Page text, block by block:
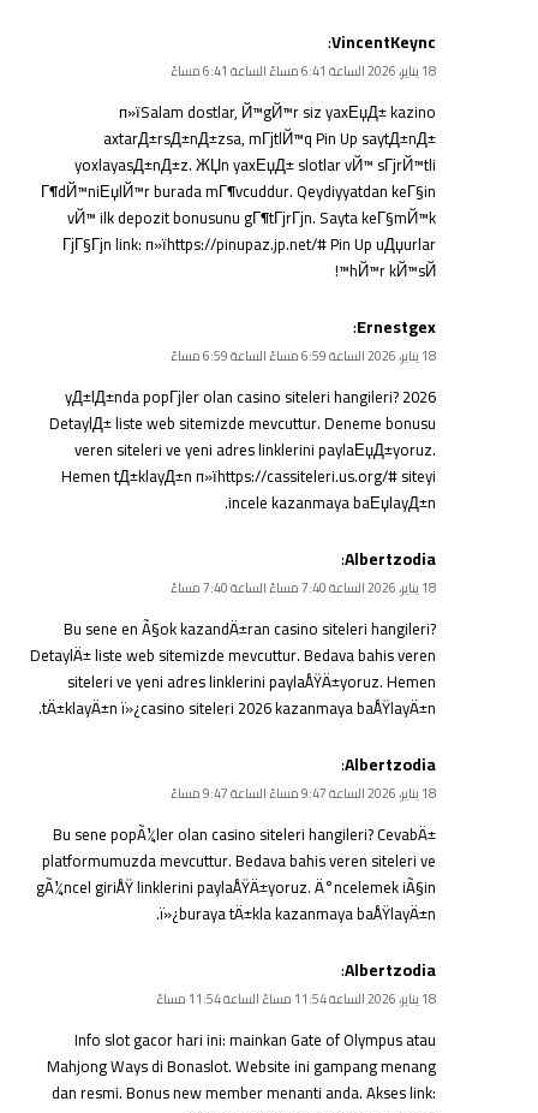
VincentKeync
:
18 يناير، 2026 الساعة 6:41 مساءً الساعة 6:41 مساءً
п»їSalam dostlar, Й™gЙ™r siz yaxЕџД± kazino
axtarД±rsД±nД±zsa, mГјtlЙ™q Pin Up saytД±nД±
yoxlayasД±nД±z. ЖЏn yaxЕџД± slotlar vЙ™ sГјrЙ™tli
Г¶dЙ™niЕџlЙ™r burada mГ¶vcuddur. Qeydiyyatdan keГ§in
vЙ™ ilk depozit bonusunu gГ¶tГјrГјn. Sayta keГ§mЙ™k
ГјГ§Гјn link: п»їhttps://pinupaz.jp.net/# Pin Up uДџurlar
hЙ™r kЙ™sЙ™!
Ernestgex
:
18 يناير، 2026 الساعة 6:59 مساءً الساعة 6:59 مساءً
2026 yД±lД±nda popГјler olan casino siteleri hangileri?
DetaylД± liste web sitemizde mevcuttur. Deneme bonusu
veren siteleri ve yeni adres linklerini paylaЕџД±yoruz.
Hemen tД±klayД±n п»їhttps://cassiteleri.us.org/# siteyi
incele kazanmaya baЕџlayД±n.
Albertzodia
:
18 يناير، 2026 الساعة 7:40 مساءً الساعة 7:40 مساءً
Bu sene en Ã§ok kazandÄ±ran casino siteleri hangileri?
DetaylÄ± liste web sitemizde mevcuttur. Bedava bahis veren
siteleri ve yeni adres linklerini paylaÅŸÄ±yoruz. Hemen
tÄ±klayÄ±n ï»¿casino siteleri 2026kazanmaya baÅŸlayÄ±n.
Albertzodia
:
18 يناير، 2026 الساعة 9:47 مساءً الساعة 9:47 مساءً
Bu sene popÃ¼ler olan casino siteleri hangileri? CevabÄ±
platformumuzda mevcuttur. Bedava bahis veren siteleri ve
gÃ¼ncel giriÅŸ linklerini paylaÅŸÄ±yoruz. Ä°ncelemek iÃ§in
ï»¿buraya tÄ±klakazanmaya baÅŸlayÄ±n.
Albertzodia
:
18 يناير، 2026 الساعة 11:54 مساءً الساعة 11:54 مساءً
Info slot gacor hari ini: mainkan Gate of Olympus atau
Mahjong Ways di Bonaslot. Website ini gampang menang
dan resmi. Bonus new member menanti anda. Akses link: